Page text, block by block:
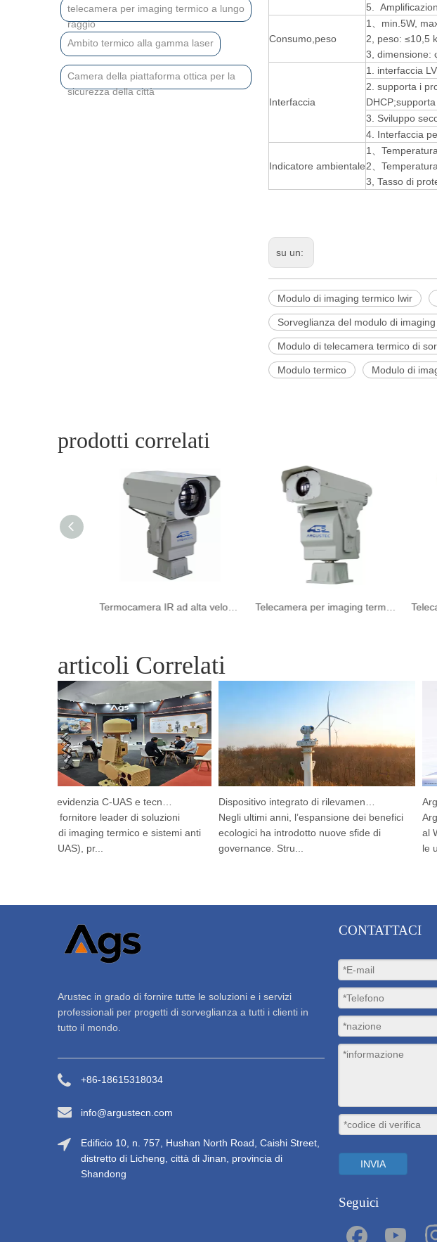
telecamera per imaging termico a lungo
raggio
Ambito termico alla gamma laser
Camera della piattaforma ottica per la
sicurezza della città
5.
Consumo,peso
1、min.5W,
2, peso: ≤10,5
3, dimensione:
Interfaccia
1. interfaccia
2. supporta i
3. Sviluppo
4. Interfaccia
Indicatore ambientale
1、
2、
3, Tasso di
su un:
Modulo di imaging termico lwir
Sorveglianza del modulo di
Modulo di telecamera termico di
Modulo termico Modulo di
prodotti correlati
Termocamera IR ad alta velocità per l'ispezione degli edifici Telecamera per imaging termico professionale esterno per sorveglianza di frontiera
articoli Correlati
Argustec evidenzia C-UAS e tecnologia termica all'avanguardia a Kuala Lumpur
Argustec, fornitore leader di soluzioni
avanzate di imaging termico e sistemi anti
drone (C-UAS), pr...
Dispositivo integrato di rilevamento e tracciamento HP-PRS: una visione panoramica per la protezione degli uccelli
Negli ultimi anni, l’espansione dei benefici
ecologici ha introdotto nuove sfide di
governance. Stru...
al
le
Arustec in grado di fornire tutte le soluzioni e i servizi
professionali per progetti di sorveglianza a tutti i clienti in
tutto il mondo.
+86-18615318034
info@argustecn.com
Edificio 10, n. 757, Hushan North Road, Caishi Street,
distretto di Licheng, città di Jinan, provincia di
Shandong
CONTATTACI
INVIA
Seguici